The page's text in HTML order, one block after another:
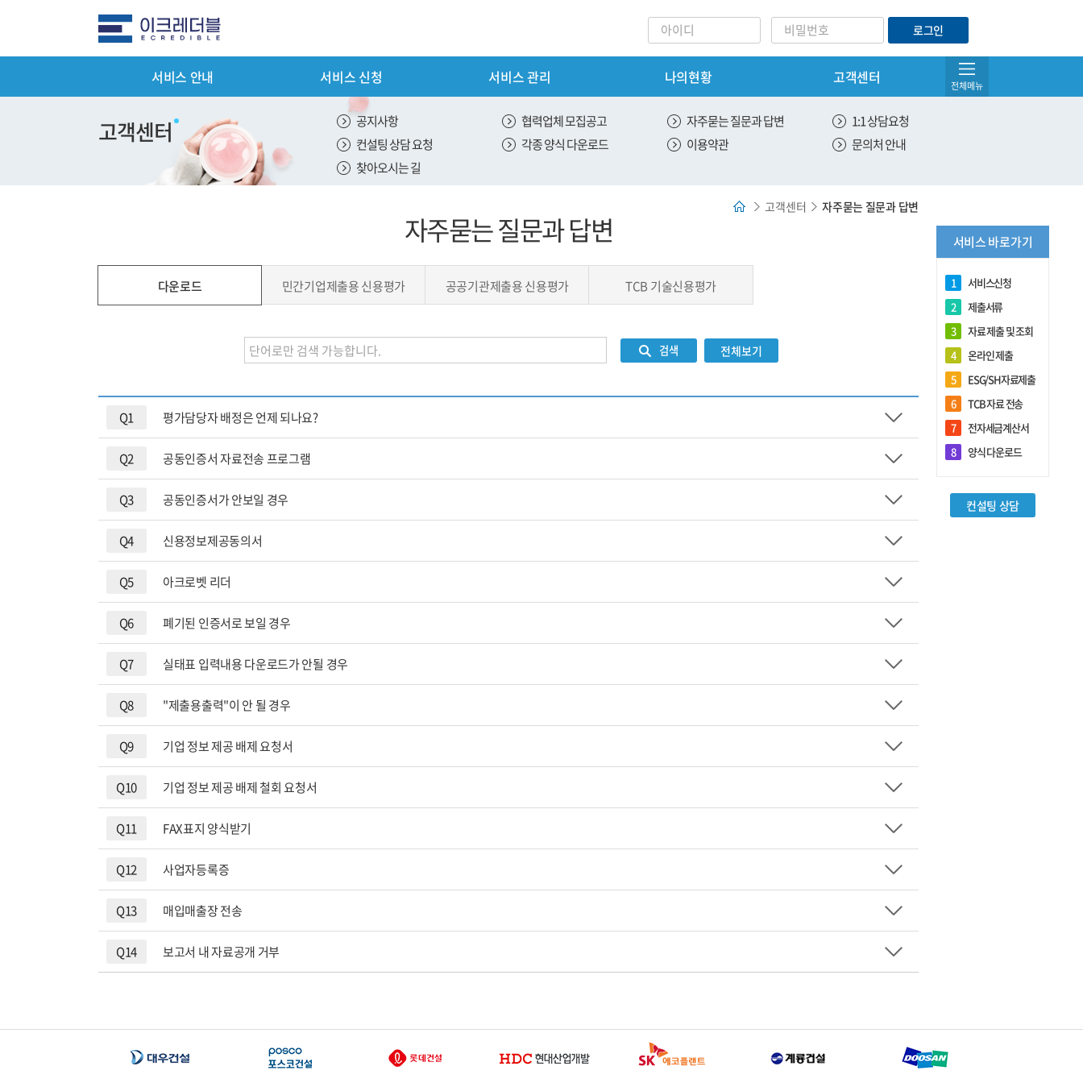
로그인
회원가입
서비스 안내 서비스 신청 서비스 관리 나의현황 고객센터 전체메뉴
전체메뉴 서비스 안내
평가서비스 안내
패키지서비스 안내
서비스 이용절차
평가서비스 도입안내
이용기관안내
서비스 신청
SH 평가 서비스 신청
서비스 관리
유효한 서비스 조회
나의현황
분기별 부가세제출(TAR/RMIS)
서비스상품 발급결과 조회
전자세금계산서 확인
고객센터
자주묻는 질문과 답변
문의처 안내
회원관리
담당자 추가등록
고객센터 공지사항 협력업체 모집공고 자주묻는 질문과 답변
1:1 상담요청
컨설팅 상담 요청
각종 양식 다운로드 이용약관
문의처 안내
찾아오시는 길
자주묻는 질문과 답변
고객센터 자주묻는 질문과 답변
다운로드 민간기업제출용 신용평가 공공기관제출용 신용평가 TCB 기술신용평가
검색 전체보기
Q1 평가담당자 배정은 언제 되나요?
Q2 공동인증서 자료전송 프로그램
Q3 공동인증서가 안보일 경우
Q4 신용정보제공동의서
Q5 아크로벳 리더
Q6 폐기된 인증서로 보일 경우
Q7 실태표 입력내용 다운로드가 안될 경우
Q8 "제출용출력"이 안 될 경우
Q9 기업 정보 제공 배제 요청서
Q10 기업 정보 제공 배제 철회 요청서
Q11 FAX표지 양식받기
Q12 사업자등록증
Q13 매입매출장 전송
Q14 보고서 내 자료공개 거부
서비스 바로가기
1
서비스신청
2
제출서류
3
자료 제출 및 조회
4
온라인 제출
5
ESG/SH자료제출
6
TCB 자료 전송
7
전자세금계산서
8
양식 다운로드
컨설팅 상담